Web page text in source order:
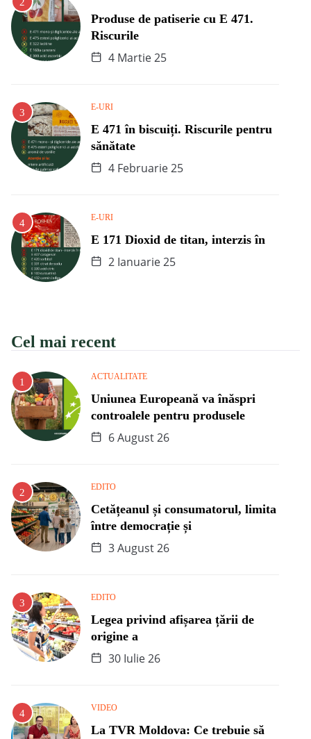
Produse de patiserie cu E 471.
Riscurile
4 Martie 25
E-URI
E 471 în biscuiți. Riscurile pentru
sănătate
4 Februarie 25
E-URI
E 171 Dioxid de titan, interzis în
2 Ianuarie 25
Cel mai recent
ACTUALITATE
Uniunea Europeană va înăspri
controalele pentru produsele
6 August 26
EDITO
Cetățeanul și consumatorul, limita
între democrație și
3 August 26
EDITO
Legea privind afișarea țării de
origine a
30 Iulie 26
VIDEO
La TVR Moldova: Ce trebuie să